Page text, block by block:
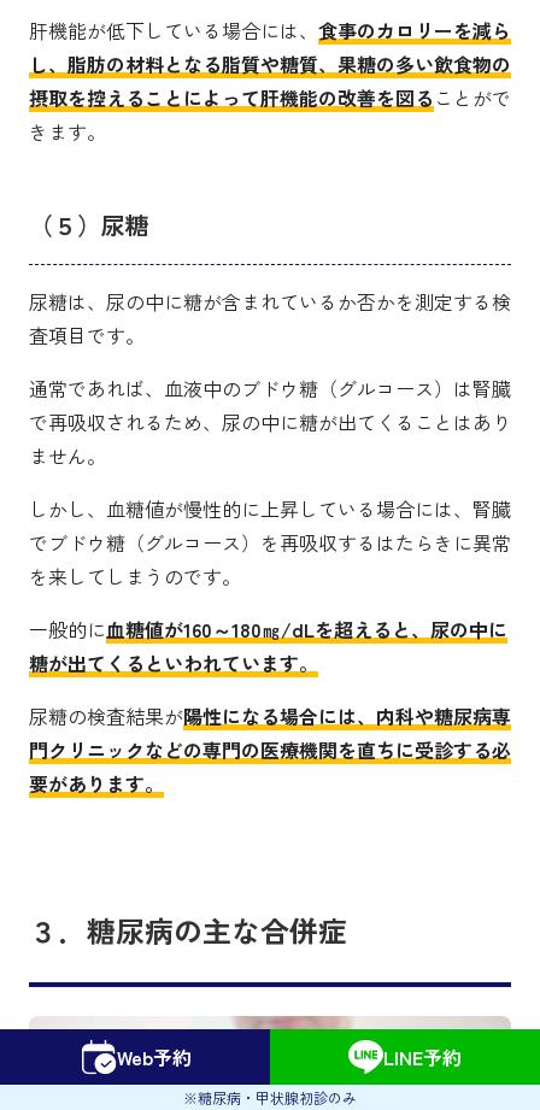
肝機能が低下している場合には、 食事のカロリーを減ら
し、脂肪の材料となる脂質や糖質、果糖の多い飲食物の
摂取を控えることによって肝機能の改善を図る ことがで
きます。
（５）尿糖
尿糖は、尿の中に糖が含まれているか否かを測定する検
査項目です。
通常であれば、血液中のブドウ糖（グルコース）は腎臓
で再吸収されるため、尿の中に糖が出てくることはあり
ません。
しかし、血糖値が慢性的に上昇している場合には、腎臓
でブドウ糖（グルコース）を再吸収するはたらきに異常
を来してしまうのです。
一般的に血糖値が160～180㎎/dLを超えると、尿の中に
糖が出てくるといわれています。
尿糖の検査結果が陽性になる場合には、内科や糖尿病専
門クリニックなどの専門の医療機関を直ちに受診する必
要があります。
３．糖尿病の主な合併症
Web予約 LINE予約
※糖尿病・甲状腺初診のみ